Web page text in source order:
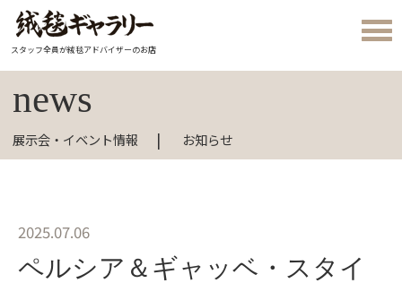
スタッフ全員が絨毯アドバイザーのお店
news
展示会・イベント情報 お知らせ
2025.07.06
ペルシア＆ギャッベ・スタイ